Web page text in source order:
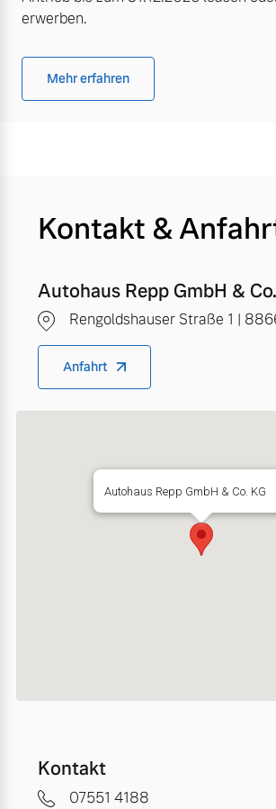
erwerben.
Mehr erfahren
Kontakt &
Autohaus Repp GmbH &
Rengoldshauser Straße 1 |
Anfahrt
Autohaus Repp GmbH & Co. KG
Kontakt
07551 4188